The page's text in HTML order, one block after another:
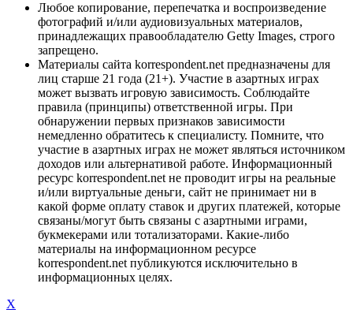
Любое копирование, перепечатка и воспроизведение
фотографий и/или аудиовизуальных материалов,
принадлежащих правообладателю Getty Images, строго
запрещено.
Материалы сайта korrespondent.net предназначены для
лиц старше 21 года (21+). Участие в азартных играх
может вызвать игровую зависимость. Соблюдайте
правила (принципы) ответственной игры. При
обнаружении первых признаков зависимости
немедленно обратитесь к специалисту. Помните, что
участие в азартных играх не может являться источником
доходов или альтернативой работе. Информационный
ресурс korrespondent.net не проводит игры на реальные
и/или виртуальные деньги, сайт не принимает ни в
какой форме оплату ставок и других платежей, которые
связаны/могут быть связаны с азартными играми,
букмекерами или тотализаторами. Какие-либо
материалы на информационном ресурсе
korrespondent.net публикуются исключительно в
информационных целях.
X